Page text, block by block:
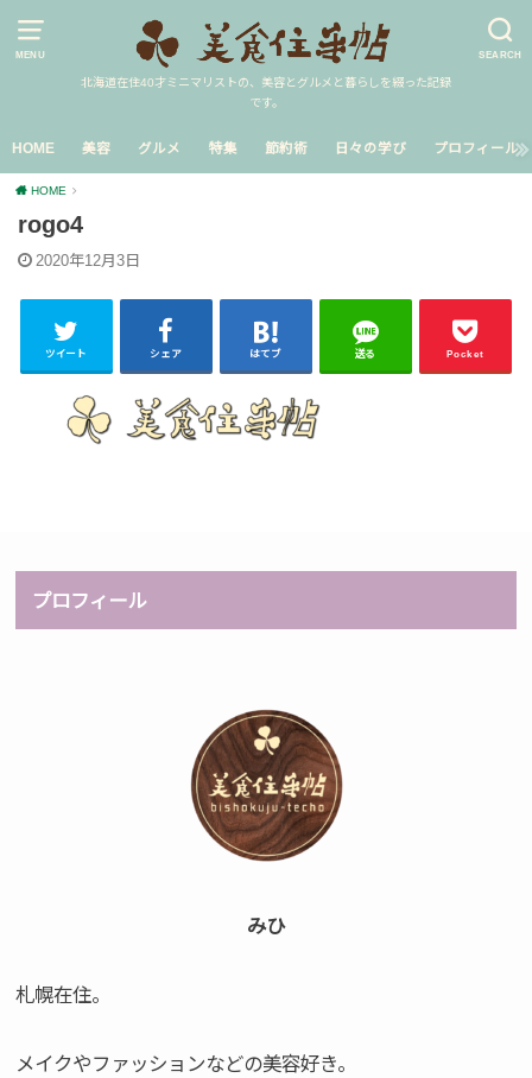
MENU SEARCH
北海道在住40才ミニマリストの、美容とグルメと暮らしを綴った記録
です。
HOME 美容 グルメ 特集 節約術 日々の学び プロフィール
HOME
rogo4
2020年12月3日
ツイート シェア はてブ 送る Pocket
プロフィール
みひ
札幌在住。
メイクやファッションなどの美容好き。